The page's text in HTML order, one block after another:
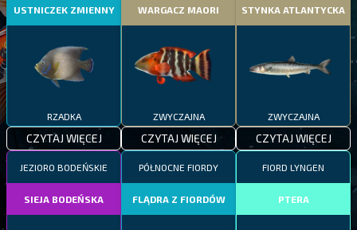
USTNICZEK ZMIENNY
RZADKA
CZYTAJ WIĘCEJ
WARGACZ MAORI
ZWYCZAJNA
CZYTAJ WIĘCEJ
STYNKA ATLANTYCKA
ZWYCZAJNA
CZYTAJ WIĘCEJ
JEZIORO BODEŃSKIE
SIEJA BODEŃSKA
PÓŁNOCNE FIORDY
FLĄDRA Z FIORDÓW
FIORD LYNGEN
PTERA